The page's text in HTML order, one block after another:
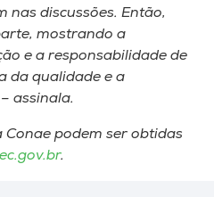
nas discussões. Então,
mostrando a
e a responsabilidade de
da qualidade e a
assinala.
podem ser obtidas
.